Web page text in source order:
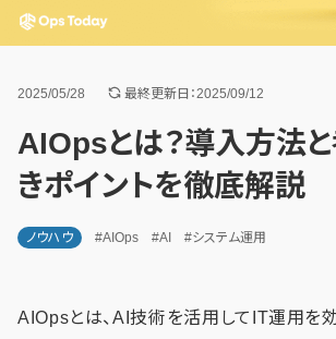
2025/05/28 最終更新日：2025/09/12
AIOpsとは？導入方法
きポイントを徹底解説
ノウハウ #AIOps #AI #システム運用
AIOpsとは、AI技術を活用してIT運用を